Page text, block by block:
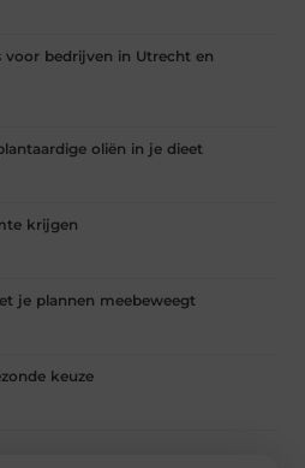
voor bedrijven in Utrecht en
oliën in je dieet
krijgen
je plannen meebeweegt
keuze